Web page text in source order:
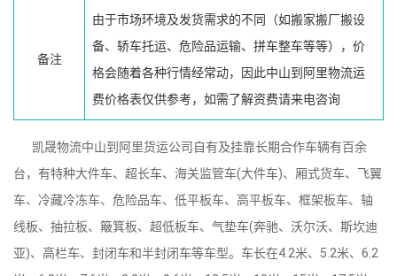
备注
由于市场环境及发货需求的不同（如搬家搬厂搬设
备、轿车托运、危险品运输、拼车整车等等），价
格会随着各种行情经常动，因此中山到阿里物流运
费价格表仅供参考，如需了解资费请来电咨询
凯晟物流中山到阿里货运公司自有及挂靠长期合作车辆有百余
台，有特种大件车、超长车、海关监管车(大件车)、厢式货车、飞翼
车、冷藏冷冻车、危险品车、低平板车、高平板车、框架板车、轴
线板、抽拉板、簸箕板、超低板车、气垫车(奔驰、沃尔沃、斯坎迪
亚)、高栏车、封闭车和半封闭车等车型。车长在4.2米、5.2米、6.2